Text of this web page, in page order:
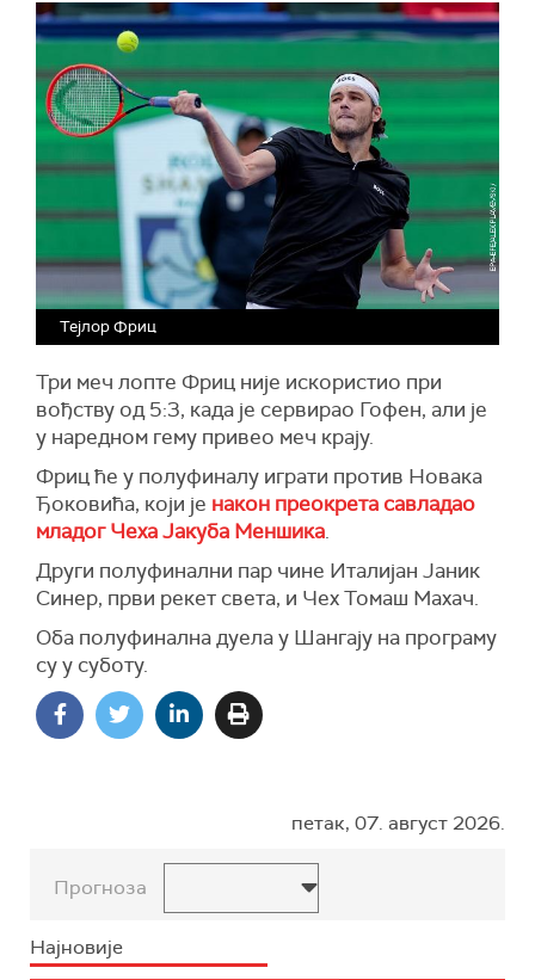
Тејлор Фриц
Три меч лопте Фриц није искористио при
вођству од 5:3, када је сервирао Гофен, али је
у наредном гему привео меч крају.
Фриц ће у полуфиналу играти против Новака
Ђоковића, који је након преокрета савладао
младог Чеха Јакуба Меншика.
Други полуфинални пар чине Италијан Јаник
Синер, први рекет света, и Чех Томаш Махач.
Оба полуфинална дуела у Шангају на програму
су у суботу.
петак, 07. август 2026.
Прогноза
Најновије